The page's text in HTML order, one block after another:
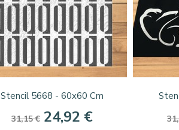
Anteprima
Stencil 5668 - 60x60 Cm
31,15 € 24,92 €